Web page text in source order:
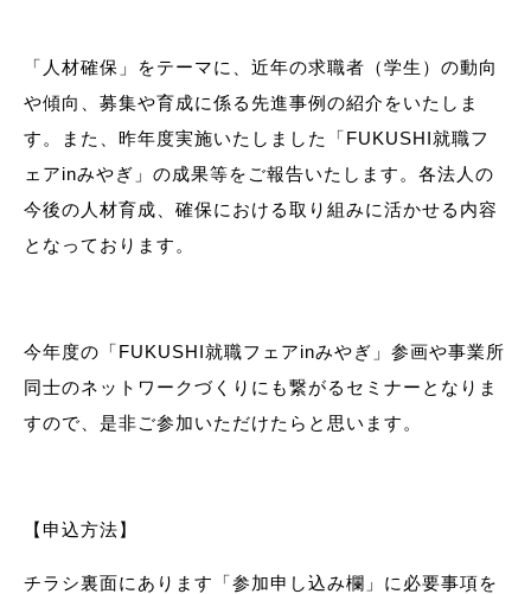
「人材確保」をテーマに、近年の求職者（学生）の動向
や傾向、募集や育成に係る先進事例の紹介をいたしま
す。また、昨年度実施いたしました「FUKUSHI就職フ
ェアinみやぎ」の成果等をご報告いたします。各法人の
今後の人材育成、確保における取り組みに活かせる内容
となっております。
今年度の「FUKUSHI就職フェアinみやぎ」参画や事業所
同士のネットワークづくりにも繋がるセミナーとなりま
すので、是非ご参加いただけたらと思います。
【申込方法】
チラシ裏面にあります「参加申し込み欄」に必要事項を